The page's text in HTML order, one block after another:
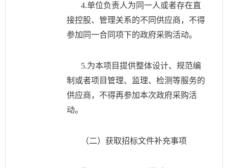
4.单位负责人为同一人或者存在直
接控股、管理关系的不同供应商，不得
参加同一合同项下的政府采购活动。
5.为本项目提供整体设计、规范编
制或者项目管理、监理、检测等服务的
供应商，不得再参加本次政府采购活
动。
（二）获取招标文件补充事项